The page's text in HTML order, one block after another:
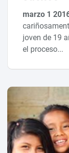
marzo 1
joven de 19
el proceso...